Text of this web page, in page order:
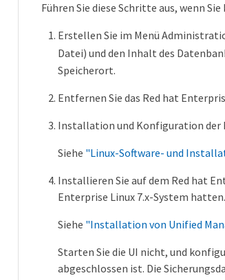
Führen Sie diese Schritte aus, wenn
Erstellen Sie im Menü
Datei) und den Inhalt des
Speicherort.
Entfernen Sie das Red hat
Installation und Konfiguration der
Siehe "Linux-Software- und
Installieren Sie auf dem Red hat
Enterprise Linux 7.x-System hatten.
Siehe "Installation von Unified
Starten Sie die UI nicht, und
abgeschlossen ist. Die